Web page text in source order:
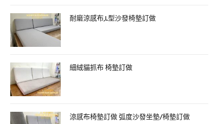
耐磨涼感布,L型沙發椅墊訂做
細絨貓抓布 椅墊訂做
涼感布椅墊訂做 弧度沙發坐墊/椅墊訂做